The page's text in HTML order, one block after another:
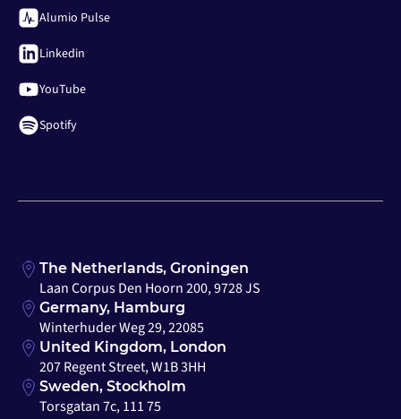
Alumio Pulse
Linkedin
YouTube
Spotify
The Netherlands, Groningen
Laan Corpus Den Hoorn 200, 9728 JS
Germany, Hamburg
Winterhuder Weg 29, 22085
United Kingdom, London
207 Regent Street, W1B 3HH
Sweden, Stockholm
Torsgatan 7c, 111 75